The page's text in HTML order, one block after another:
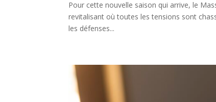
Pour cette nouvelle saison qui arrive, le
revitalisant où toutes les tensions sont
les défenses...